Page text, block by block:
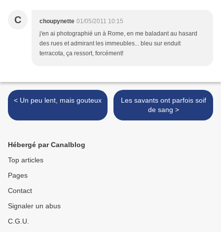
C choupynette 01/05/2011 10:15
j'en ai photographié un à Rome, en me baladant au hasard
des rues et admirant les immeubles... bleu sur enduit
terracota, ça ressort, forcément!
< Un peu lent, mais gouteux
Les savants ont parfois soif
de sang >
Hébergé par Canalblog
Top articles
Pages
Contact
Signaler un abus
C.G.U.